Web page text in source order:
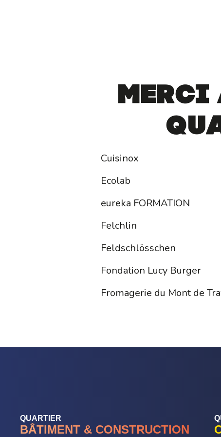
Merci
Cuisinox
Ecolab
eureka FORMATION
Felchlin
Feldschlösschen
Fondation Lucy Burger
Fromagerie du Mont de
QUARTIER
BÂTIMENT & CONSTRUCTION